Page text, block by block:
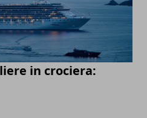
in crociera: